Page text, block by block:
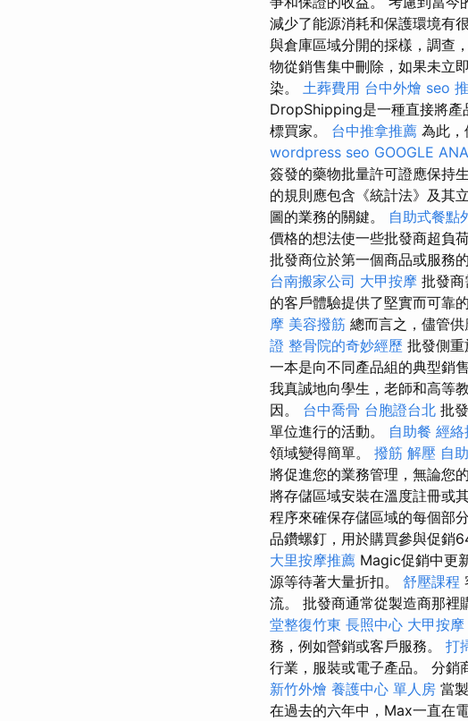
減少了能源消耗和保護環境有
與倉庫區域分開的採樣，調查
物從銷售集中刪除，如果未立
染。 土葬費用 台中外燴 seo
DropShipping是一種直接將產
標買家。 台中推拿推薦 為此，
wordpress seo GOOGLE
簽發的藥物批量許可證應保持
的規則應包含《統計法》及其
圖的業務的關鍵。 自助式餐點
價格的想法使一些批發商超負
批發商位於第一個商品或服務
台南搬家公司 大甲按摩 批發
的客戶體驗提供了堅實而可靠
摩 美容撥筋 總而言之，儘管
證 整骨院的奇妙經歷 批發側
一本是向不同產品組的典型銷
我真誠地向學生，老師和高等
因。 台中喬骨 台胞證台北 批
單位進行的活動。 自助餐 經絡
領域變得簡單。 撥筋 解壓 自
將促進您的業務管理，無論您
將存儲區域安裝在溫度註冊或
程序來確保存儲區域的每個部
品鑽螺釘，用於購買參與促銷
大里按摩推薦 Magic促銷中更
源等待著大量折扣。 舒壓課程
流。 批發商通常從製造商那裡
堂整復竹東 長照中心 大甲按摩
務，例如營銷或客戶服務。 打
行業，服裝或電子產品。 分銷
新竹外燴 養護中心 單人房 當
在過去的六年中，Max一直在